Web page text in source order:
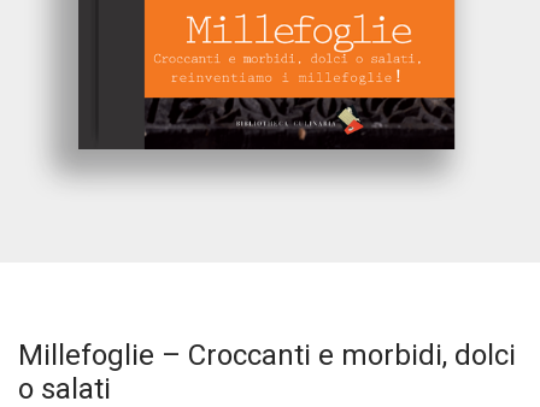
Millefoglie – Croccanti e morbidi, dolci
o salati